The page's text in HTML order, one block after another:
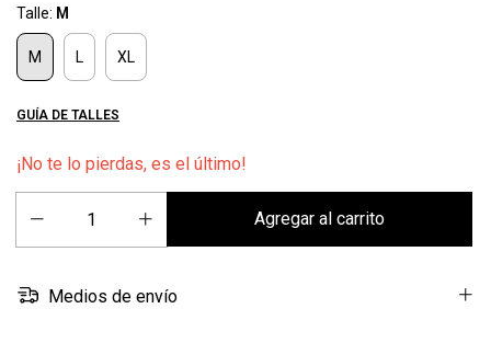
Talle: M
M L XL
GUÍA DE TALLES
¡No te lo pierdas, es el último!
Medios de envío